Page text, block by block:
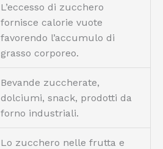
L’eccesso di zucchero
fornisce calorie vuote
favorendo l’accumulo di
grasso corporeo.
Bevande zuccherate,
dolciumi, snack, prodotti da
forno industriali.
Lo zucchero nelle frutta e